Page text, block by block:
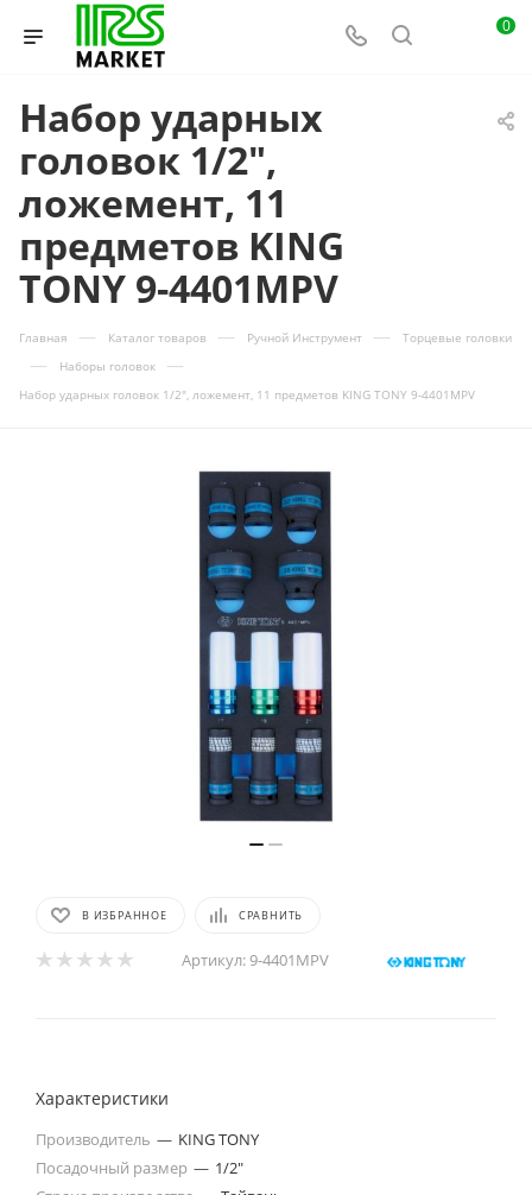
0
Набор ударных
головок 1/2",
ложемент, 11
предметов KING
TONY 9-4401MPV
Главная — Каталог товаров — Ручной Инструмент — Торцевые головки
— Наборы головок —
Набор ударных головок 1/2", ложемент, 11 предметов KING TONY 9-4401MPV
В ИЗБРАННОЕ СРАВНИТЬ
Артикул:9-4401MPV
Характеристики
Производитель — KING TONY
Посадочный размер — 1/2"